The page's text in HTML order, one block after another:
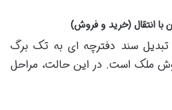
تبدیل سند دفترچه ای به تک برگ
ملک است. در این حالت، مراحل